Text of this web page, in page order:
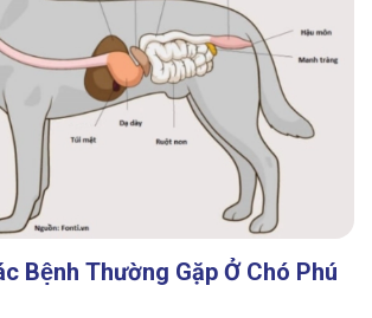
TỔNG ĐÀI TƯ VẤN
0929894774
Bệnh Thường Gặp Ở Chó Phú